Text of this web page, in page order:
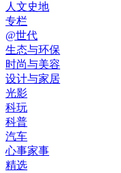
人文史地
专栏
@世代
生态与环保
时尚与美容
设计与家居
光影
科玩
科普
汽车
心事家事
精选